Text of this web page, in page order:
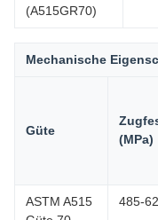
(A515GR70)
Mechanische
Güte
(MPa)
ASTM A515
485-